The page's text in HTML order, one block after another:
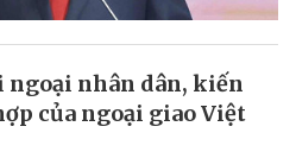
ngoại nhân dân, kiến
của ngoại giao Việt